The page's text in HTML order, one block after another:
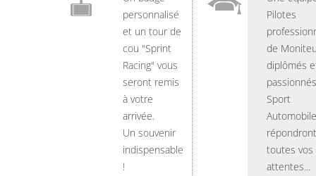
personnalisé
et un tour de
cou "Sprint
Racing" vous
seront remis
à votre
arrivée.
Un souvenir
indispensable
!
Pilotes
de
diplômés
Sport
Automobile
toutes vos
attentes...